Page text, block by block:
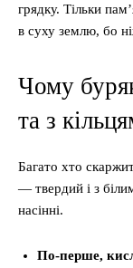
грядку. Тільки
в суху землю, бо
Чому
та з
Багато хто
— твердий і з
насінні.
По-перше,